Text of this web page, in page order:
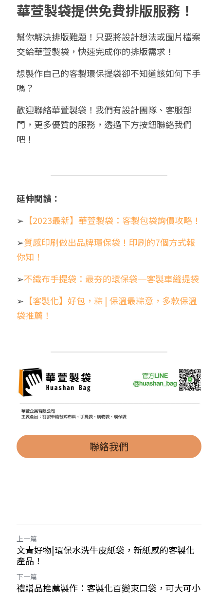
華萱製袋提供免費排版服務！
幫你解決排版難題！只要將設計想法或圖片檔案
交給華萱製袋，快速完成你的排版需求！
想製作自己的客製環保提袋卻不知道該如何下手
嗎？
歡迎聯絡華萱製袋！我們有設計團隊、客服部
門，更多優質的服務，透過下方按鈕聯絡我們
吧！
延伸閱讀：
➢ 【2023最新】華萱製袋：客製包袋詢價攻略！
➢質感印刷做出品牌環保袋！印刷的7個方式報
你知！
➢不織布手提袋：最夯的環保袋─客製車縫提袋
➢ 【客製化】好包，粽 | 保溫最粽意，多款保溫
袋推薦！
聯絡我們
上一篇
文青好物|環保水洗牛皮紙袋，新紙感的客製化
產品！
下一篇
禮贈品推薦製作：客製化百變束口袋，可大可小